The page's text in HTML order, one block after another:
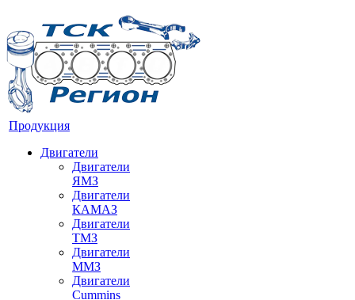
Продукция
Двигатели
Двигатели
ЯМЗ
Двигатели
КАМАЗ
Двигатели
ТМЗ
Двигатели
ММЗ
Двигатели
Cummins